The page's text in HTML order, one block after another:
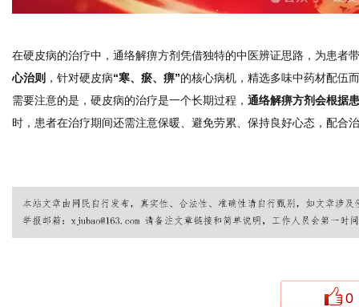
在硬皮病的治疗中，通络解痹方剂凭借独特的中医辨证思路，为患者
心治则 ，针对硬皮病“寒、瘀、痹”的核心病机，精选多味中药材配伍
需要注意的是，硬皮病的治疗是一个长期过程， 通络解痹方剂会根据
时，患者在治疗期间还需注意保暖、避免劳累、保持良好心态，配合
0